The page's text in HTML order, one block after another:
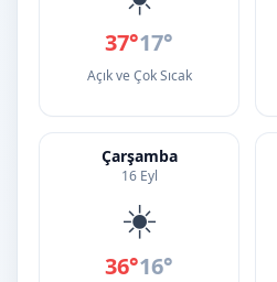
37°17°
Açık ve Çok Sıcak
Çarşamba
16 Eyl
☀️
36°16°